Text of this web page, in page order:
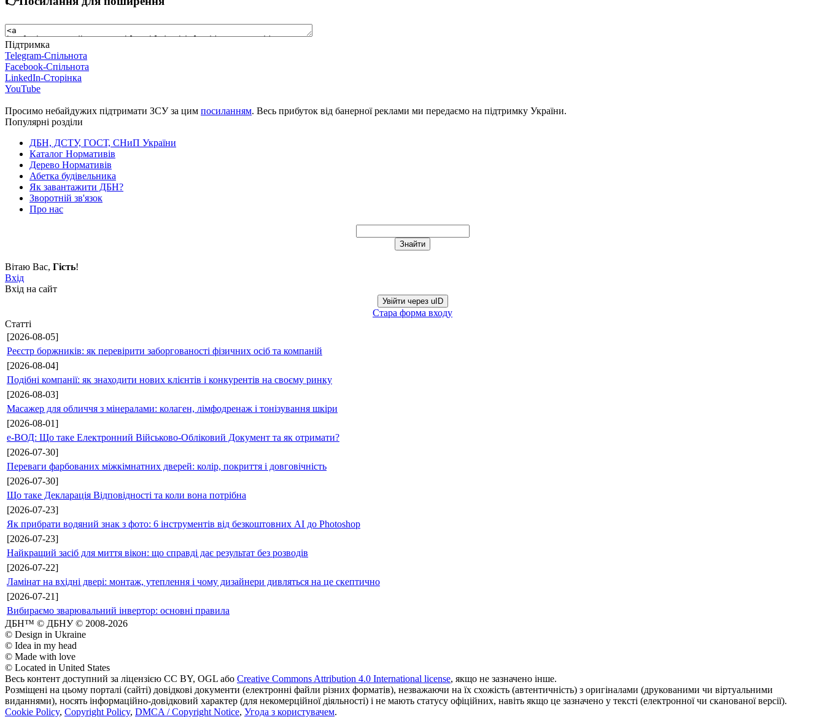
Підтримка
Telegram-Спільнота
Facebook-Спільнота
LinkedIn-Сторінка
YouTube
Просимо небайдужих підтримати ЗСУ за цим посиланням. Весь прибуток від банерної реклами ми передаємо на підтримку України.
Популярні розділи
ДБН, ДСТУ, ГОСТ, СНиП України
Каталог Нормативів
Дерево Нормативів
Абетка будівельника
Як завантажити ДБН?
Зворотній зв'язок
Про нас
Вітаю Вас, Гість!
Вхід
Вхід на сайт
Увійти через uID
Стара форма входу
Статті
[2026-08-05]
Реєстр боржників: як перевірити заборгованості фізичних осіб та компаній
[2026-08-04]
Подібні компанії: як знаходити нових клієнтів і конкурентів на своєму ринку
[2026-08-03]
Масажер для обличчя з мінералами: колаген, лімфодренаж і тонізування шкіри
[2026-08-01]
е-ВОД: Що таке Електронний Військово-Обліковий Документ та як отримати?
[2026-07-30]
Переваги фарбованих міжкімнатних дверей: колір, покриття і довговічність
[2026-07-30]
Що таке Декларація Відповідності та коли вона потрібна
[2026-07-23]
Як прибрати водяний знак з фото: 6 інструментів від безкоштовних AI до Photoshop
[2026-07-23]
Найкращий засіб для миття вікон: що справді дає результат без розводів
[2026-07-22]
Ламінат на вхідні двері: монтаж, утеплення і чому дизайнери дивляться на це скептично
[2026-07-21]
Вибираємо зварювальний інвертор: основні правила
ДБН™ © ДБНУ © 2008-2026
© Design in Ukraine
© Idea in my head
© Made with love
© Located in United States
Весь контент доступний за ліцензією CC BY, OGL або Creative Commons Attribution 4.0 International license, якщо не зазначено інше.
Розміщені на цьому порталі (сайті) довідкові документи (електронні файли різних форматів), незважаючи на їх схожість (автентичність) з оригіналами (друкованими чи віртуальними
виданнями), носять інформаційно-довідковий характер (для некомерційної діяльності) і не мають статусу офіційних, навіть якщо це зазначено у тексті (електронної чи сканованої версії).
Cookie Policy, Copyright Policy, DMCA / Copyright Notice, Угода з користувачем.